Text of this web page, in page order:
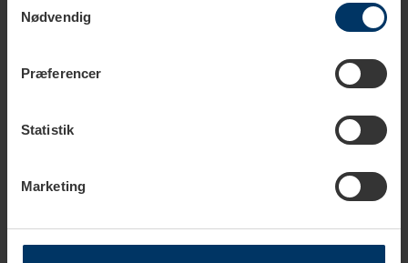
Nødvendig
Præferencer
Statistik
Marketing